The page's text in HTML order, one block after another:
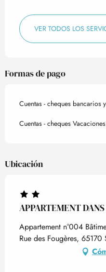
VER TODOS LOS
Formas de pago
Cuentas - cheques bancarios
Cuentas - cheques Vacaciones
Ubicación
APPARTEMENT
Appartement n°004
Rue des Fougères, 65170